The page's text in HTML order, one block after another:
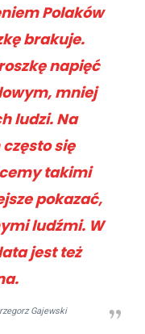
Polaków
brakuje.
napięć
mniej
ludzi. Na
się
takimi
pokazać,
ludźmi. W
jest też
Gajewski